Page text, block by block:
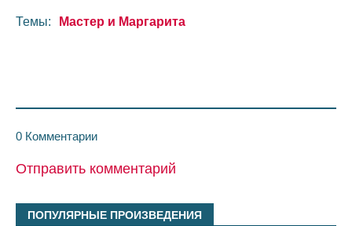
Темы: Мастер и Маргарита
0 Комментарии
Отправить комментарий
ПОПУЛЯРНЫЕ ПРОИЗВЕДЕНИЯ